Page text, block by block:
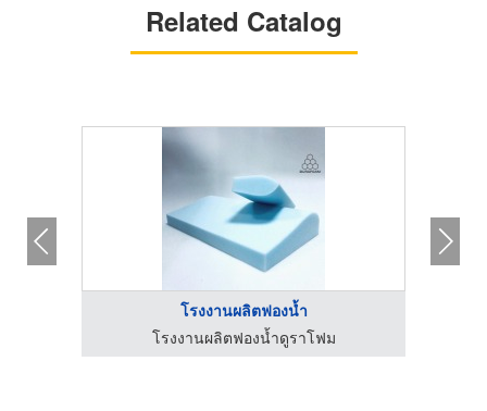
Related Catalog
โรงงานผลิตฟองน้ำ
โรงงานผลิตฟองน้ำดูราโฟม